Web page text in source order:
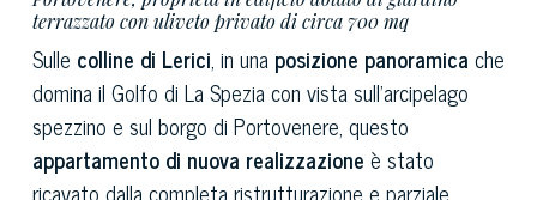
terrazzato con uliveto privato di circa 700 mq
Sulle colline di Lerici, in una posizione panoramica che
domina il Golfo di La Spezia con vista sull'arcipelago
spezzino e sul borgo di Portovenere, questo
appartamento di nuova realizzazione è stato
ricavato dalla completa ristrutturazione e parziale